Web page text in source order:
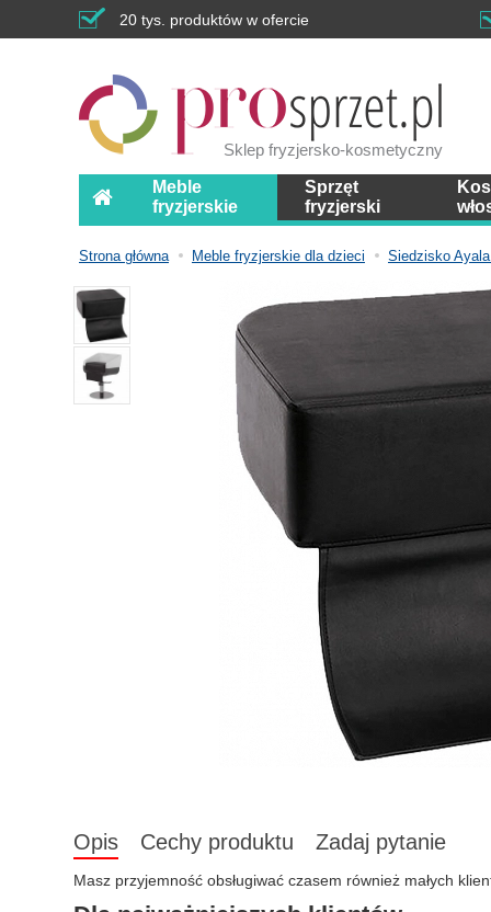
20 tys. produktów w ofercie
Sklep fryzjersko-kosmetyczny
Meble
fryzjerskie
Sprzęt
fryzjerski
Strona główna Meble fryzjerskie dla dzieci Siedzisko
Opis Cechy produktu Zadaj pytanie
Masz przyjemność obsługiwać czasem również małych